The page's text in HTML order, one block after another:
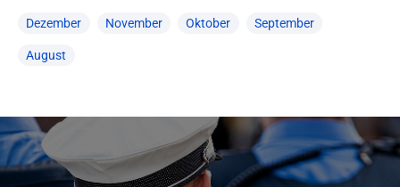
Dezember November Oktober September
August